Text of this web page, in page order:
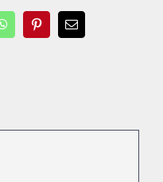
WhatsAppPinterestEmail